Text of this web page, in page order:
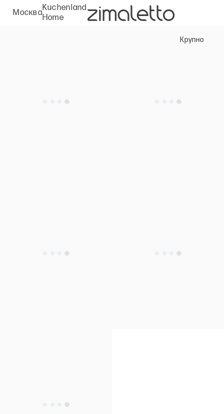
Москва
Kuchenland
Home
Крупно